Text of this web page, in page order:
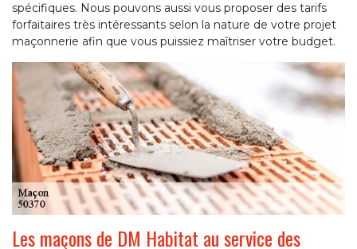
spécifiques. Nous pouvons aussi vous proposer des tarifs
forfaitaires très intéressants selon la nature de votre projet
maçonnerie afin que vous puissiez maîtriser votre budget.
Les maçons de DM Habitat au service des